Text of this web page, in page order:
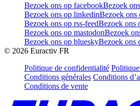
Bezoek ons op facebookBezoek
Bezoek ons op linkedinBezoek ons
Bezoek ons op rss-feedBezoek ons
Bezoek ons op mastodonBezoek
Bezoek ons op blueskyBezoek ons
© 2026 Euractiv FR
Politique de confidentialité
Conditions générales Conditions
Conditions de vente